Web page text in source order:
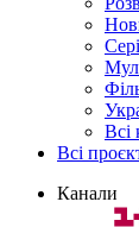
Всі
Всі
Канали